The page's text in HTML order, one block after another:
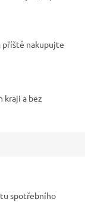
příště nakupujte
kraji a bez
spotřebního